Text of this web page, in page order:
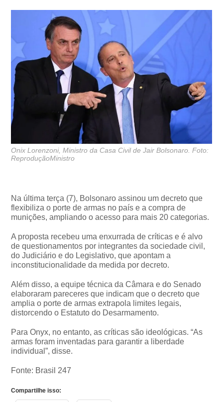
Onix Lorenzoni, Ministro da Casa Civil de Jair Bolsonaro. Foto:
ReproduçãoMinistro
Na última terça (7), Bolsonaro assinou um decreto que
flexibiliza o porte de armas no país e a compra de
munições, ampliando o acesso para mais 20 categorias.
A proposta recebeu uma enxurrada de críticas e é alvo
de questionamentos por integrantes da sociedade civil,
do Judiciário e do Legislativo, que apontam a
inconstitucionalidade da medida por decreto.
Além disso, a equipe técnica da Câmara e do Senado
elaboraram pareceres que indicam que o decreto que
amplia o porte de armas extrapola limites legais,
distorcendo o Estatuto do Desarmamento.
Para Onyx, no entanto, as críticas são ideológicas. “As
armas foram inventadas para garantir a liberdade
individual”, disse.
Fonte: Brasil 247
Compartilhe isso: